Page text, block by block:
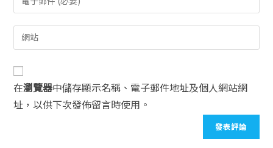
在瀏覽器中儲存顯示名稱、電子郵件地址及個人網站網
址，以供下次發佈留言時使用。